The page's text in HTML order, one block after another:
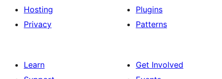
Hosting
Privacy
Plugins
Patterns
Learn
Get Involved